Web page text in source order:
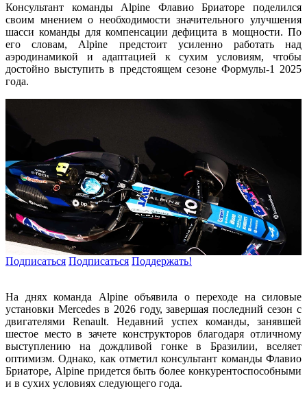
Консультант команды Alpine Флавио Бриаторе поделился
своим мнением о необходимости значительного улучшения
шасси команды для компенсации дефицита в мощности. По
его словам, Alpine предстоит усиленно работать над
аэродинамикой и адаптацией к сухим условиям, чтобы
достойно выступить в предстоящем сезоне Формулы-1 2025
года.
Подписаться Подписаться Поддержать!
На днях команда Alpine объявила о переходе на силовые
установки Mercedes в 2026 году, завершая последний сезон с
двигателями Renault. Недавний успех команды, занявшей
шестое место в зачете конструкторов благодаря отличному
выступлению на дождливой гонке в Бразилии, вселяет
оптимизм. Однако, как отметил консультант команды Флавио
Бриаторе, Alpine придется быть более конкурентоспособными
и в сухих условиях следующего года.